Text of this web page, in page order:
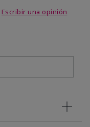
Escribir una opinión